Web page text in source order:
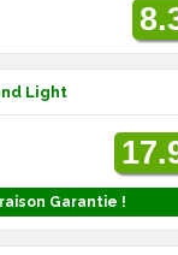
Light
Garantie !